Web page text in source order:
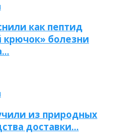
как пептид
крючок» болезни
из природных
доставки…